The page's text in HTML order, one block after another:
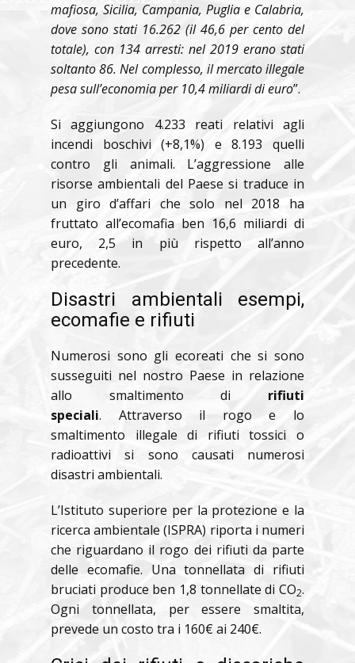
mafiosa, Sicilia, Campania, Puglia e Calabria,
dove sono stati 16.262 (il 46,6 per cento del
totale), con 134 arresti: nel 2019 erano stati
soltanto 86. Nel complesso, il mercato illegale
pesa sull’economia per 10,4 miliardi di euro”.
Si aggiungono 4.233 reati relativi agli
incendi boschivi (+8,1%) e 8.193 quelli
contro gli animali. L’aggressione alle
risorse ambientali del Paese si traduce in
un giro d’affari che solo nel 2018 ha
fruttato all’ecomafia ben 16,6 miliardi di
euro, 2,5 in più rispetto all’anno
precedente.
Disastri ambientali esempi,
ecomafie e rifiuti
Numerosi sono gli ecoreati che si sono
susseguiti nel nostro Paese in relazione
allo smaltimento di rifiuti
speciali. Attraverso il rogo e lo
smaltimento illegale di rifiuti tossici o
radioattivi si sono causati numerosi
disastri ambientali.
L’Istituto superiore per la protezione e la
ricerca ambientale (ISPRA) riporta i numeri
che riguardano il rogo dei rifiuti da parte
delle ecomafie. Una tonnellata di rifiuti
bruciati produce ben 1,8 tonnellate di CO2.
Ogni tonnellata, per essere smaltita,
prevede un costo tra i 160€ ai 240€.